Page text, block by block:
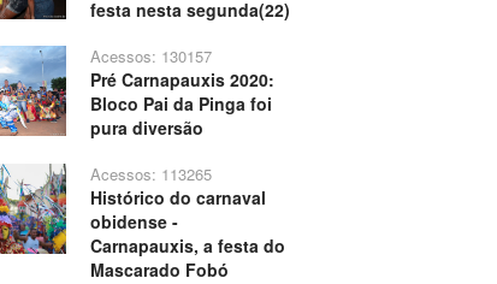
festa nesta segunda(22)
Acessos: 130157
Pré Carnapauxis 2020:
Bloco Pai da Pinga foi
pura diversão
Acessos: 113265
Histórico do carnaval
obidense -
Carnapauxis, a festa do
Mascarado Fobó